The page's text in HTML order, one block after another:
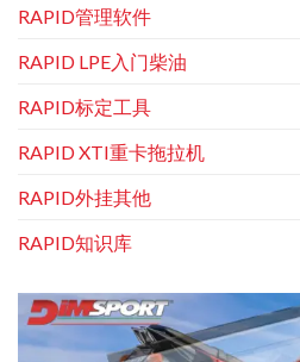
RAPID管理软件
RAPID LPE入门柴油
RAPID标定工具
RAPID XTI重卡拖拉机
RAPID外挂其他
RAPID知识库